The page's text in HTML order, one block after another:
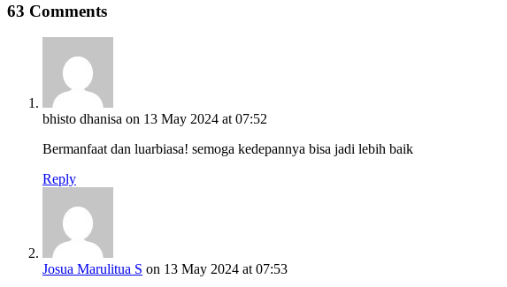
63 Comments
bhisto dhanisa on 13 May 2024 at 07:52
Bermanfaat dan luarbiasa! semoga kedepannya bisa jadi lebih baik
Reply
Josua Marulitua S on 13 May 2024 at 07:53